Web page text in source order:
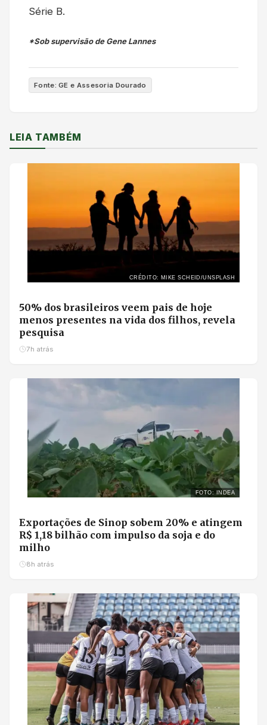
Série B.
*Sob supervisão de Gene Lannes
Fonte: GE e Assesoria Dourado
LEIA TAMBÉM
CRÉDITO: MIKE SCHEID/UNSPLASH
50% dos brasileiros veem pais de hoje
menos presentes na vida dos filhos, revela
pesquisa
7h atrás
FOTO: INDEA
Exportações de Sinop sobem 20% e atingem
R$ 1,18 bilhão com impulso da soja e do
milho
8h atrás